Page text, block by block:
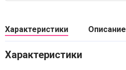
Характеристики Описание
Характеристики